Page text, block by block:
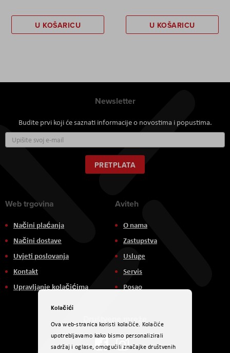
U KOŠARICU U KOŠARICU
Newsletter
Budite prvi koji će saznati informacije o novostima i popustima.
se
za
naš
newsletter:
PRETPLATA
Web trgovina
Načini plaćanja
Načini dostave
Uvjeti poslovanja
Kontakt
Upravljanje kolačićima
Aviteh
O nama
Zastupstva
Usluge
Servis
Posao
Društvene mreže
Kolačići
Ova web-stranica koristi kolačiće. Kolačiće
upotrebljavamo kako bismo personalizirali
sadržaj i oglase, omogućili značajke društvenih